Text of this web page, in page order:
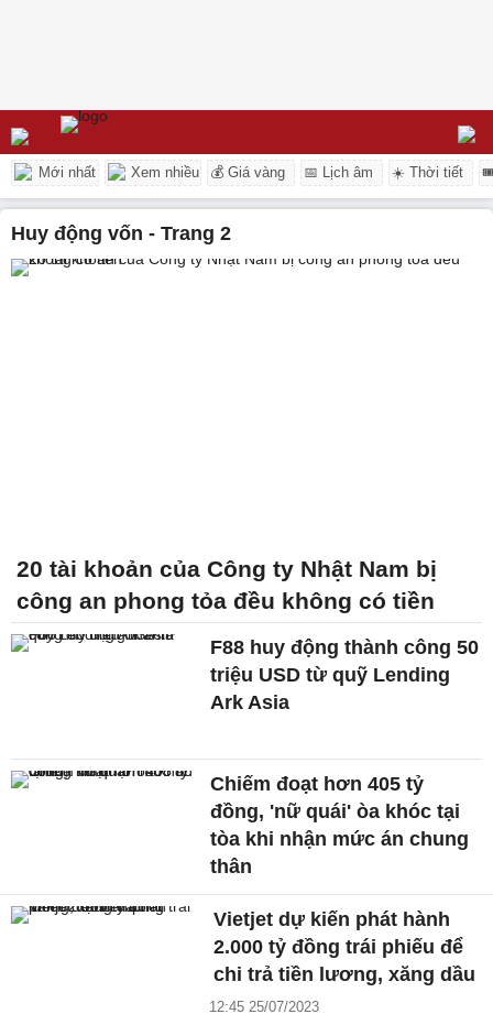
Mới nhất Xem nhiều 💰 Giá vàng 📅 Lịch âm ☀️ Thời tiết
huy động vốn - Trang 2
20 tài khoản của Công ty Nhật Nam bị
công an phong tỏa đều không có tiền
F88 huy động thành công 50
triệu USD từ quỹ Lending
Ark Asia
Chiếm đoạt hơn 405 tỷ
đồng, 'nữ quái' òa khóc tại
tòa khi nhận mức án chung
thân
Vietjet dự kiến phát hành
2.000 tỷ đồng trái phiếu để
chi trả tiền lương, xăng dầu
12:45 25/07/2023